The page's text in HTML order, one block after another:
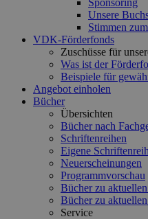
Sponsoring
Unsere
Stimmen
VDK-Förderfonds
Zuschüsse für
Was ist der
Beispiele für
Angebot einholen
Bücher
Übersichten
Bücher nach
Schriftenreihen
Eigene
Neuerscheinungen
Programmvorschau
Bücher zu
Bücher zu
Service